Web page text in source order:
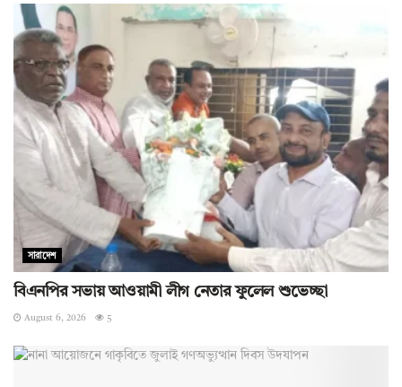
সারাদেশ
বিএনপির সভায় আওয়ামী লীগ নেতার ফুলেল শুভেচ্ছা
August 6, 2026 5